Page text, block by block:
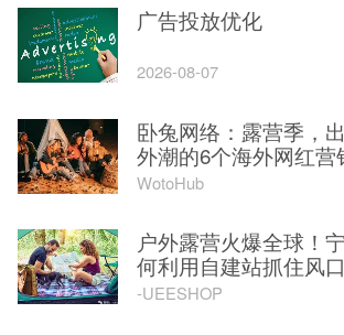
广告投放优化
2026-08-07
卧兔网络：露营季，
外潮的6个海外网红营
WotoHub
户外露营火爆全球！
何利用自建站抓住风
-UEESHOP